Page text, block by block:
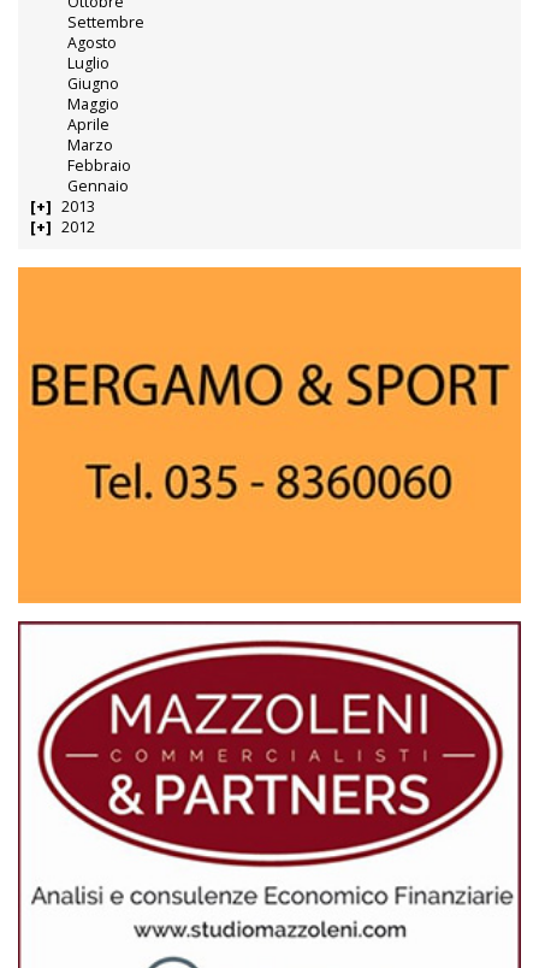
Settembre
Agosto
Luglio
Giugno
Maggio
Aprile
Marzo
Febbraio
Gennaio
2013
2012